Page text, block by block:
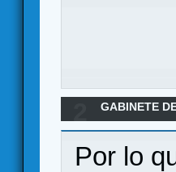
GABINETE
Por lo